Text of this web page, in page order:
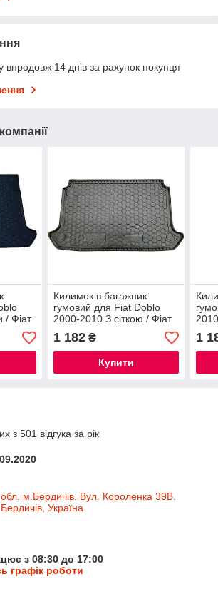
впродовж 14 днів за рахунок покупця
/ Фіат
Килимок в багажник
гумовий для Fiat Doblo
2000-2010 З сіткою / Фіат
Добло автогум
1 182₴
Купити
1
з 501 відгука за рік
м.Бердичів. Вул. Короленка 39В.
Україна
з 08:30 до 17:00
графік роботи